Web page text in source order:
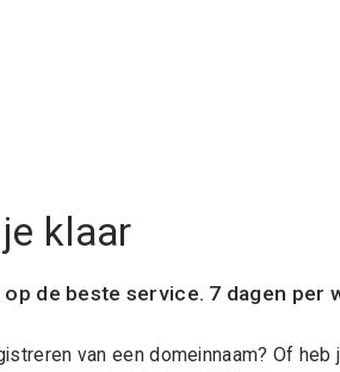
klaar
de beste service. 7 dagen per
van een domeinnaam? Of heb